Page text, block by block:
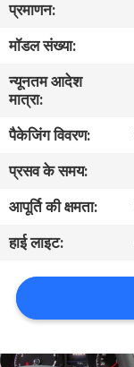
बारे
में
कारखाना
भ्रमण
गुणवत्ता
नियंत्रण
संपर्क
करें
प्रमाणन:
मॉडल संख्या:
न्यूनतम आदेश
मात्रा:
पैकेजिंग विवरण:
प्रसव के समय:
आपूर्ति की क्षमता:
हाई लाइट: